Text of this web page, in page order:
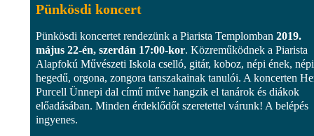
Pünkösdi koncert
Pünkösdi koncertet rendezünk a Piarista Templomban 2019.
május 22-én, szerdán 17:00-kor. Közreműködnek a Piarista
Alapfokú Művészeti Iskola cselló, gitár, koboz, népi ének, népi
hegedű, orgona, zongora tanszakainak tanulói. A koncerten
Purcell Ünnepi dal című műve hangzik el tanárok és diákok
előadásában. Minden érdeklődőt szeretettel várunk! A belépés
ingyenes.